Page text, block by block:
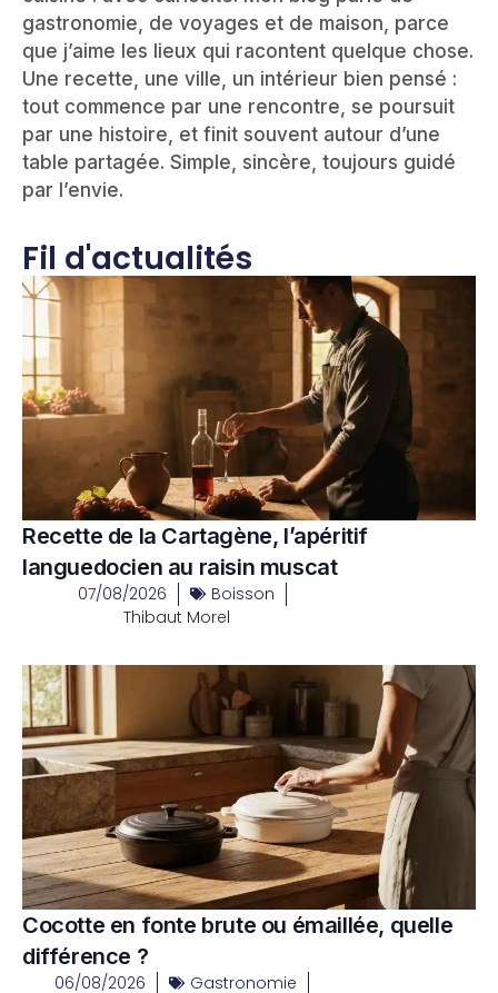
gastronomie, de voyages et de maison, parce
que j’aime les lieux qui racontent quelque chose.
Une recette, une ville, un intérieur bien pensé :
tout commence par une rencontre, se poursuit
par une histoire, et finit souvent autour d’une
table partagée. Simple, sincère, toujours guidé
par l’envie.
Fil d'actualités
Recette de la Cartagène, l’apéritif
languedocien au raisin muscat
07/08/2026
Boisson
Thibaut Morel
Cocotte en fonte brute ou émaillée, quelle
différence ?
06/08/2026 Gastronomie